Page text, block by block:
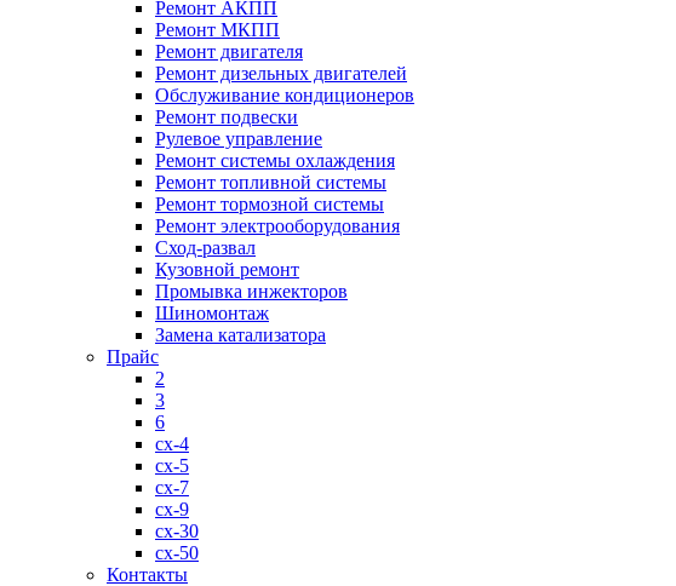
Ремонт АКПП
Ремонт МКПП
Ремонт двигателя
Ремонт дизельных двигателей
Обслуживание кондиционеров
Ремонт подвески
Рулевое управление
Ремонт системы охлаждения
Ремонт топливной системы
Ремонт тормозной системы
Ремонт электрооборудования
Сход-развал
Кузовной ремонт
Промывка инжекторов
Шиномонтаж
Замена катализатора
Прайс
2
3
6
cx-4
cx-5
cx-7
cx-9
cx-30
cx-50
Контакты